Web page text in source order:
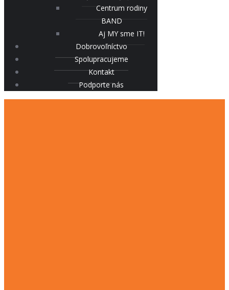
Centrum rodiny
BAND
Aj MY sme IT!
Dobrovoľníctvo
Spolupracujeme
Kontakt
Podporte nás